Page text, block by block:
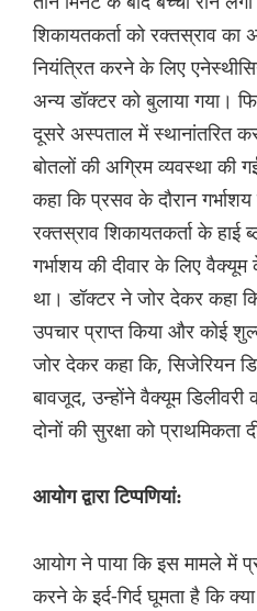
शिकायतकर्ता को रक्तस्राव
नियंत्रित करने के लिए
अन्य डॉक्टर को बुलाया गया।
दूसरे अस्पताल में स्थानांतरित
बोतलों की अग्रिम व्यवस्था की
कहा कि प्रसव के दौरान
रक्तस्राव शिकायतकर्ता के हाई
गर्भाशय की दीवार के लिए
था। डॉक्टर ने जोर देकर कहा
उपचार प्राप्त किया और कोई
जोर देकर कहा कि, सिजेरियन
बावजूद, उन्होंने वैक्यूम
दोनों की सुरक्षा को प्राथमिकता
आयोग द्वारा टिप्पणियां:
आयोग ने पाया कि इस मामले में
करने के इर्द-गिर्द घूमता है कि